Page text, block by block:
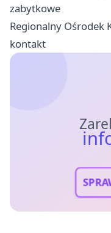
zabytkowe
Regionalny Ośrodek
kontakt